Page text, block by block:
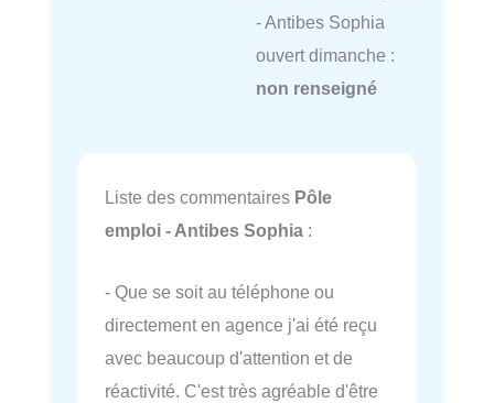
- Antibes Sophia
ouvert dimanche :
non renseigné
Liste des commentaires Pôle
emploi - Antibes Sophia :
- Que se soit au téléphone ou
directement en agence j'ai été reçu
avec beaucoup d'attention et de
réactivité. C'est très agréable d'être